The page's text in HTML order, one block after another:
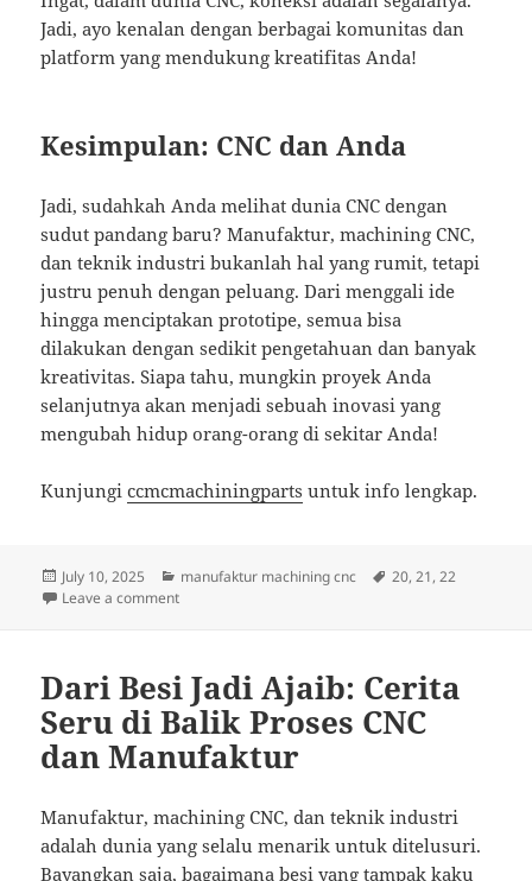
Jadi, ayo kenalan dengan berbagai komunitas dan
platform yang mendukung kreatifitas Anda!
Kesimpulan: CNC dan Anda
Jadi, sudahkah Anda melihat dunia CNC dengan
sudut pandang baru? Manufaktur, machining CNC,
dan teknik industri bukanlah hal yang rumit, tetapi
justru penuh dengan peluang. Dari menggali ide
hingga menciptakan prototipe, semua bisa
dilakukan dengan sedikit pengetahuan dan banyak
kreativitas. Siapa tahu, mungkin proyek Anda
selanjutnya akan menjadi sebuah inovasi yang
mengubah hidup orang-orang di sekitar Anda!
Kunjungiccmcmachiningparts untuk info lengkap.
Posted
on
July 10, 2025 Categories
manufaktur machining cnc Tags
20,21,22
Leave a commenton Menggali Dunia CNC: Dari Pikiran ke Prototipe
Dari Besi Jadi Ajaib: Cerita
Seru di Balik Proses CNC
dan Manufaktur
Manufaktur, machining CNC, dan teknik industri
adalah dunia yang selalu menarik untuk ditelusuri.
Bayangkan saja, bagaimana besi yang tampak kaku